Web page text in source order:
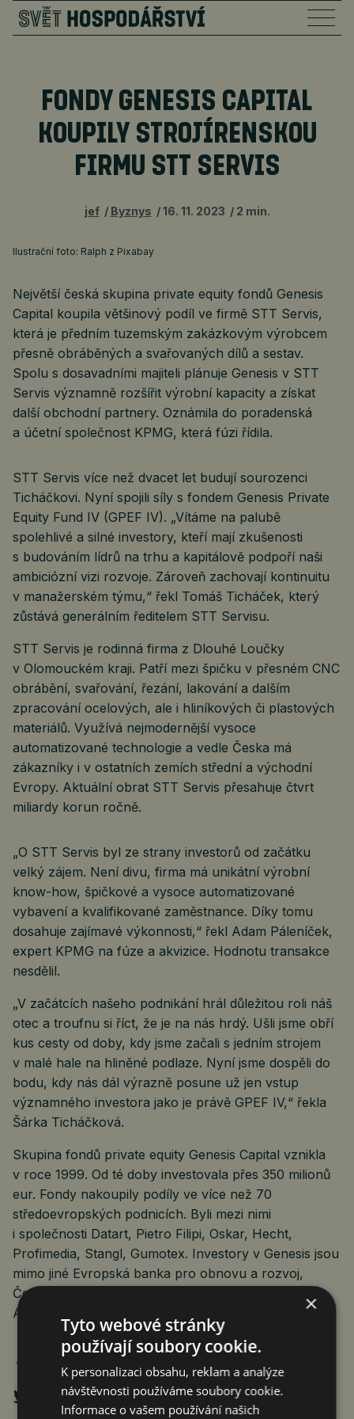
FONDY GENESIS CAPITAL
KOUPILY STROJÍRENSKOU
FIRMU STT SERVIS
jef Byznys 16. 11. 2023 2 min.
Ilustrační foto: Ralph z Pixabay
Největší česká skupina private equity fondů Genesis
Capital koupila většinový podíl ve firmě STT Servis,
která je předním tuzemským zakázkovým výrobcem
přesně obráběných a svařovaných dílů a sestav.
Spolu s dosavadními majiteli plánuje Genesis v STT
Servis významně rozšířit výrobní kapacity a získat
další obchodní partnery. Oznámila do poradenská
a účetní společnost KPMG, která fúzi řídila.
STT Servis více než dvacet let budují sourozenci
Ticháčkovi. Nyní spojili síly s fondem Genesis Private
Equity Fund IV (GPEF IV). „Vítáme na palubě
spolehlivé a silné investory, kteří mají zkušenosti
s budováním lídrů na trhu a kapitálově podpoří naši
ambiciózní vizi rozvoje. Zároveň zachovají kontinuitu
v manažerském týmu,“ řekl Tomáš Ticháček, který
zůstává generálním ředitelem STT Servisu.
STT Servis je rodinná firma z Dlouhé Loučky
v Olomouckém kraji. Patří mezi špičku v přesném CNC
obrábění, svařování, řezání, lakování a dalším
zpracování ocelových, ale i hliníkových či plastových
materiálů. Využívá nejmodernější vysoce
automatizované technologie a vedle Česka má
zákazníky i v ostatních zemích střední a východní
Evropy. Aktuální obrat STT Servis přesahuje čtvrt
miliardy korun ročně.
„O STT Servis byl ze strany investorů od začátku
velký zájem. Není divu, firma má unikátní výrobní
know-how, špičkové a vysoce automatizované
vybavení a kvalifikované zaměstnance. Díky tomu
dosahuje zajímavé výkonnosti,“ řekl Adam Páleníček,
expert KPMG na fúze a akvizice. Hodnotu transakce
nesdělil.
„V začátcích našeho podnikání hrál důležitou roli náš
otec a troufnu si říct, že je na nás hrdý. Ušli jsme obří
kus cesty od doby, kdy jsme začali s jedním strojem
v malé hale na hliněné podlaze. Nyní jsme dospěli do
bodu, kdy nás dál výrazně posune už jen vstup
významného investora jako je právě GPEF IV,“ řekla
Šárka Ticháčková.
Skupina fondů private equity Genesis Capital vznikla
v roce 1999. Od té doby investovala přes 350 milionů
eur. Fondy nakoupily podíly ve více než 70
středoevropských podnicích. Byli mezi nimi
i společnosti Datart, Pietro Filipi, Oskar, Hecht,
Profimedia, Stangl, Gumotex. Investory v Genesis jsou
mimo jiné Evropská banka pro obnovu a rozvoj,
Česká spořitelna, Kooperativa pojišťovna a fondy
Amundi.
×
Tyto webové stránky
používají soubory cookie.
K personalizaci obsahu, reklam a analýze
návštěvnosti používáme soubory cookie.
Informace o vašem používání našich